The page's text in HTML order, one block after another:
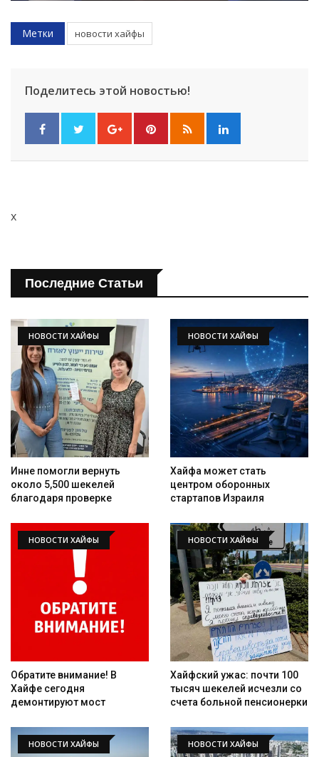
Искать
Метки новости хайфы
Поделитесь этой новостью!
x
Последние Статьи
НОВОСТИ ХАЙФЫ
Инне помогли вернуть
около 5,500 шекелей
благодаря проверке
НОВОСТИ ХАЙФЫ
Хайфа может стать
центром оборонных
стартапов Израиля
НОВОСТИ ХАЙФЫ
Обратите внимание! В
Хайфе сегодня
демонтируют мост
НОВОСТИ ХАЙФЫ
Хайфский ужас: почти 100
тысяч шекелей исчезли со
счета больной пенсионерки
НОВОСТИ ХАЙФЫ НОВОСТИ ХАЙФЫ